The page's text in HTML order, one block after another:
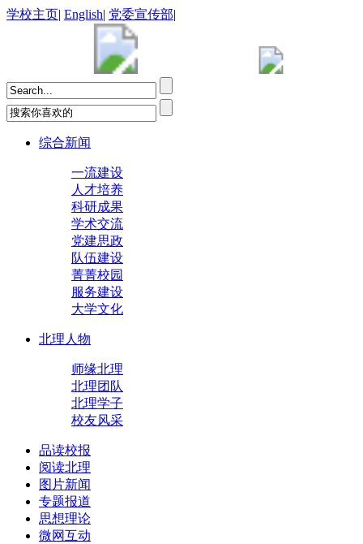
学校主页| English| 党委宣传部|
综合新闻
一流建设
人才培养
科研成果
学术交流
党建思政
队伍建设
菁菁校园
服务建设
大学文化
北理人物
师缘北理
北理团队
北理学子
校友风采
品读校报
阅读北理
图片新闻
专题报道
思想理论
微网互动